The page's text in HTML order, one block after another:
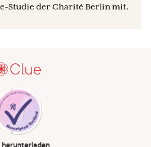
Studie der Charité Berlin mit.
herunterladen